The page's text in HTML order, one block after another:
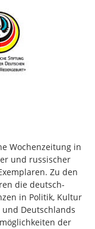
Wochenzeitung in
und russischer
Zu den
die deutsch-
in Politik, Kultur
Deutschlands
der